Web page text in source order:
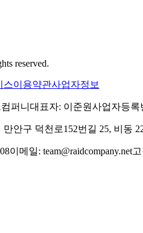
reserved.
스이용약관사업자정보
퍼니 대표자: 이준원사업자등록
안구 덕천로152번길 25, 비동
이메일: team@raidcompany.net